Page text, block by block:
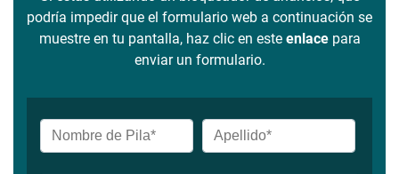
podría impedir que el formulario web a continuación se
muestre en tu pantalla, haz clic en este enlacepara
enviar un formulario.